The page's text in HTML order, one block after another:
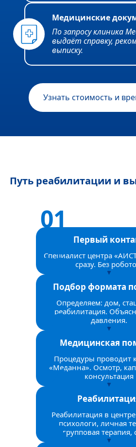
Медицинские
По запросу клиника
выдаёт справку,
выписку.
Узнать стоимость и
Путь реабилитации и
Первый
Специалист центра
сразу. Без
Подбор формата
Определяем: дом,
реабилитация.
давления.
Медицинская
Процедуры проводит
«Меданна». Осмотр,
консультация
Реабилитация в
психологи, личная
групповая терапия,